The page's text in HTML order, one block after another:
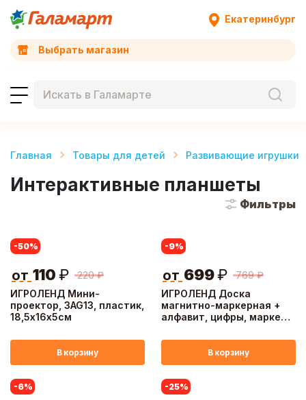
Екатеринбург
Выбрать магазин
Главная Товары для детей Развивающие игрушки
Интерактивные планшеты
Фильтры
ИГРОЛЕНД Мини-
проектор, 3AG13, пластик,
18,5х16х5см
-50%
220 ₽
от 110 ₽
В корзину
ИГРОЛЕНД Доска
магнитно-маркерная +
алфавит, цифры, маркер,
37х28см, дер, пластик
-9%
769 ₽
от 699₽
В корзину
-6% -25%